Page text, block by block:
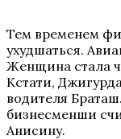
Тем временем
ухудшаться.
Женщина стала
Кстати,
водителя
бизнесменши
Анисину.